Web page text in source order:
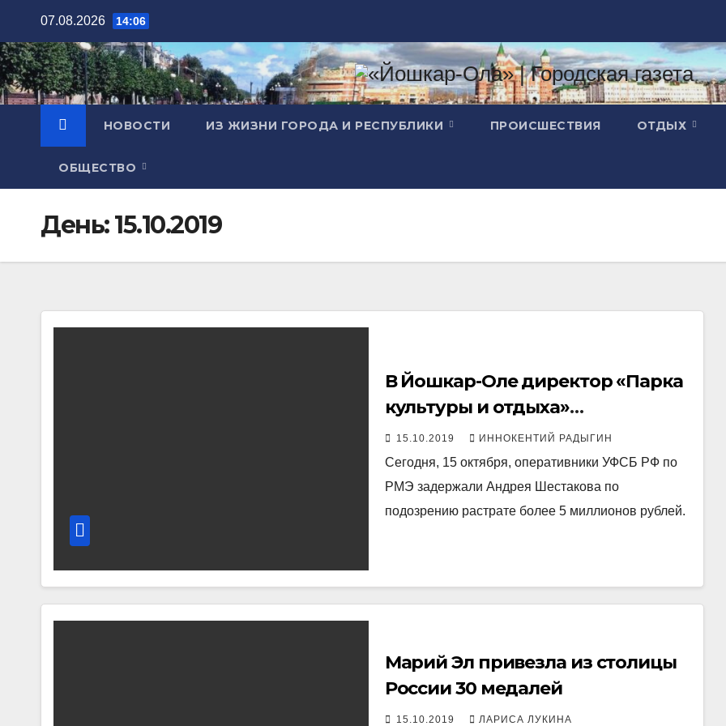
содержимому
07.08.2026 14:06
НОВОСТИ ИЗ ЖИЗНИ ГОРОДА И РЕСПУБЛИКИ ПРОИСШЕСТВИЯ ОТДЫХ
ОБЩЕСТВО
День:15.10.2019
В Йошкар-Оле директор «Парка
культуры и отдыха»
подозревается в растрате
имущества
15.10.2019 ИННОКЕНТИЙ РАДЫГИН
Сегодня, 15 октября, оперативники УФСБ РФ по
РМЭ задержали Андрея Шестакова по
подозрению растрате более 5 миллионов рублей.
Марий Эл привезла из столицы
России 30 медалей
15.10.2019 ЛАРИСА ЛУКИНА